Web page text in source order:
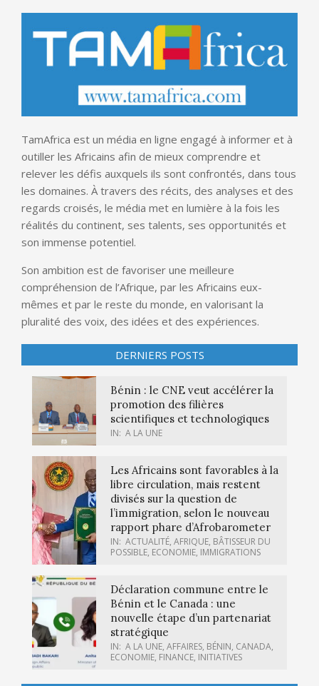
TamAfrica est un média en ligne engagé à informer et à
outiller les Africains afin de mieux comprendre et
relever les défis auxquels ils sont confrontés, dans tous
les domaines. À travers des récits, des analyses et des
regards croisés, le média met en lumière à la fois les
réalités du continent, ses talents, ses opportunités et
son immense potentiel.
Son ambition est de favoriser une meilleure
compréhension de l’Afrique, par les Africains eux-
mêmes et par le reste du monde, en valorisant la
pluralité des voix, des idées et des expériences.
DERNIERS POSTS
Bénin : le CNE veut accélérer la
promotion des filières
scientifiques et technologiques
IN: A LA UNE
Les Africains sont favorables à la
libre circulation, mais restent
divisés sur la question de
l’immigration, selon le nouveau
rapport phare d’Afrobarometer
IN: ACTUALITÉ, AFRIQUE, BÂTISSEUR DU
POSSIBLE, ECONOMIE, IMMIGRATIONS
Déclaration commune entre le
Bénin et le Canada : une
nouvelle étape d’un partenariat
stratégique
IN: A LA UNE, AFFAIRES, BÉNIN, CANADA,
ECONOMIE, FINANCE, INITIATIVES